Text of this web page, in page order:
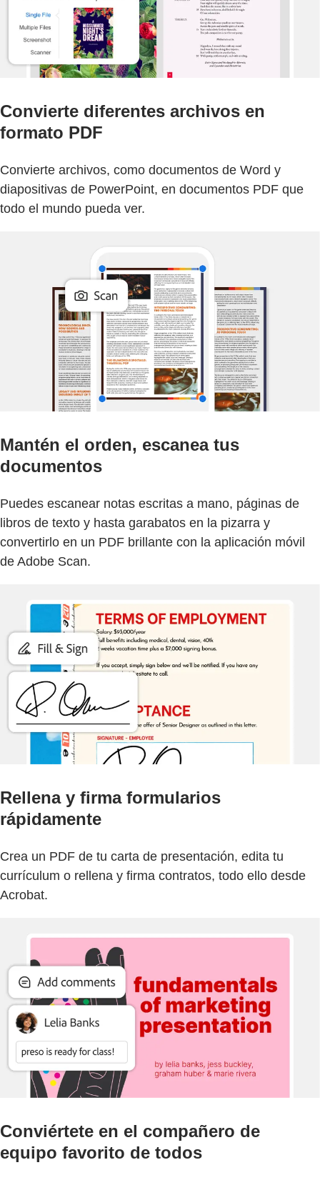
Convierte diferentes archivos en
formato PDF
Convierte archivos, como documentos de Word y
diapositivas de PowerPoint, en documentos PDF que
todo el mundo pueda ver.
Mantén el orden, escanea tus
documentos
Puedes escanear notas escritas a mano, páginas de
libros de texto y hasta garabatos en la pizarra y
convertirlo en un PDF brillante con la aplicación móvil
de Adobe Scan.
Rellena y firma formularios
rápidamente
Crea un PDF de tu carta de presentación, edita tu
currículum o rellena y firma contratos, todo ello desde
Acrobat.
Conviértete en el compañero de
equipo favorito de todos